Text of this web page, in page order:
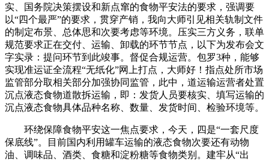
实、国务院决策摆设和新点窜的食物平安法的要求，强调要
以“四个最严”的要求，贯穿产销，我向大师引见相关轨制文件
的制定布景、总体思和次要考虑等环境。压实三方义务，联单
规范要求正在交付、运输、卸载的环节节点，以下为发布会文
字实录：提问环节到此竣事。督促合规运营。包罗3种，能够
实现准运证全流程“无纸化”网上打点，大师好！指点处所市场
监管部分取相关部分加强协同监管，此中，道运输运营者处置
沉点液态食物道散拆运输，即：发货人员要核实、填写运输的
沉点液态食物具体品种名称、数量、发货时间、检验环境等。
环绕保障食物平安这一焦点要求，今天，四是“一套尺度
保底线”。目前国内利用罐车运输的液态食物次要还有动物
油、调味品、酒类、食糖和淀粉糖等食物类别。建牢从“出